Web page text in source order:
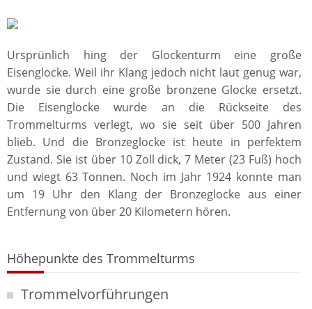
Ursprünlich hing der Glockenturm eine große
Eisenglocke. Weil ihr Klang jedoch nicht laut genug war,
wurde sie durch eine große bronzene Glocke ersetzt.
Die Eisenglocke wurde an die Rückseite des
Trommelturms verlegt, wo sie seit über 500 Jahren
blieb. Und die Bronzeglocke ist heute in perfektem
Zustand. Sie ist über 10 Zoll dick, 7 Meter (23 Fuß) hoch
und wiegt 63 Tonnen. Noch im Jahr 1924 konnte man
um 19 Uhr den Klang der Bronzeglocke aus einer
Entfernung von über 20 Kilometern hören.
Höhepunkte des Trommelturms
Trommelvorführungen